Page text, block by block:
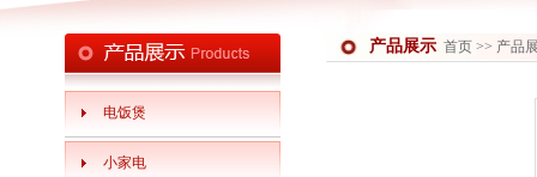
首页 >> 产品
产品展示
电饭煲
小家电